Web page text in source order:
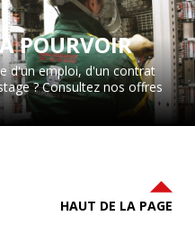
POURVOIR
d'un emploi, d'un contrat
? Consultez nos offres
HAUT DE LA PAGE